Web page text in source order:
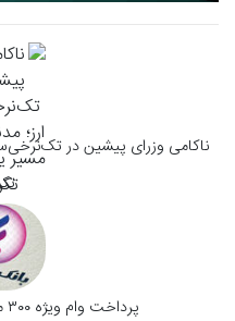
ناکامی وزرای پیشین در
پرداخت وام ویژه ۳۰۰ میلیونی بانک رفاه آغاز شد